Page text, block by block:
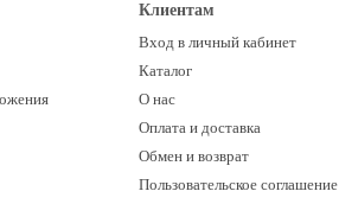
Клиентам
Вход в личный кабинет
Каталог
О нас
Оплата и доставка
Обмен и возврат
Пользовательское соглашение